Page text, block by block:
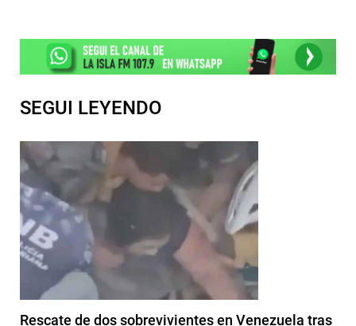
SEGUI LEYENDO
Rescate de dos sobrevivientes en Venezuela tras